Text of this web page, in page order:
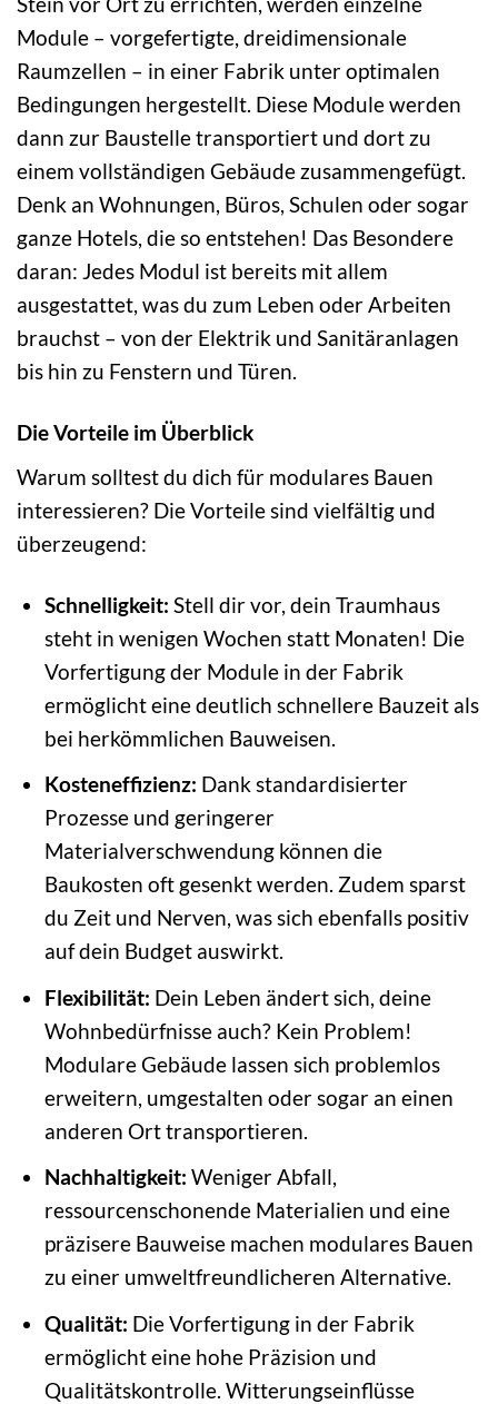
Module – vorgefertigte, dreidimensionale
Raumzellen – in einer Fabrik unter optimalen
Bedingungen hergestellt. Diese Module werden
dann zur Baustelle transportiert und dort zu
einem vollständigen Gebäude zusammengefügt.
Denk an Wohnungen, Büros, Schulen oder sogar
ganze Hotels, die so entstehen! Das Besondere
daran: Jedes Modul ist bereits mit allem
ausgestattet, was du zum Leben oder Arbeiten
brauchst – von der Elektrik und Sanitäranlagen
bis hin zu Fenstern und Türen.
Die Vorteile im Überblick
Warum solltest du dich für modulares Bauen
interessieren? Die Vorteile sind vielfältig und
überzeugend:
Schnelligkeit: Stell dir vor, dein Traumhaus
steht in wenigen Wochen statt Monaten! Die
Vorfertigung der Module in der Fabrik
ermöglicht eine deutlich schnellere Bauzeit als
bei herkömmlichen Bauweisen.
Kosteneffizienz: Dank standardisierter
Prozesse und geringerer
Materialverschwendung können die
Baukosten oft gesenkt werden. Zudem sparst
du Zeit und Nerven, was sich ebenfalls positiv
auf dein Budget auswirkt.
Flexibilität: Dein Leben ändert sich, deine
Wohnbedürfnisse auch? Kein Problem!
Modulare Gebäude lassen sich problemlos
erweitern, umgestalten oder sogar an einen
anderen Ort transportieren.
Nachhaltigkeit: Weniger Abfall,
ressourcenschonende Materialien und eine
präzisere Bauweise machen modulares Bauen
zu einer umweltfreundlicheren Alternative.
Qualität: Die Vorfertigung in der Fabrik
ermöglicht eine hohe Präzision und
Qualitätskontrolle. Witterungseinflüsse